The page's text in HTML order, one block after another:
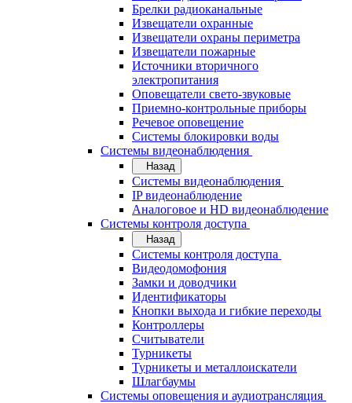
Брелки радиоканальные
Извещатели охранные
Извещатели охраны периметра
Извещатели пожарные
Источники вторичного
электропитания
Оповещатели свето-звуковые
Приемно-контрольные приборы
Речевое оповещение
Системы блокировки воды
Системы видеонаблюдения
Назад
Системы видеонаблюдения
IP видеонаблюдение
Аналоговое и HD видеонаблюдение
Системы контроля доступа
Назад
Системы контроля доступа
Видеодомофония
Замки и доводчики
Идентификаторы
Кнопки выхода и гибкие переходы
Контроллеры
Считыватели
Турникеты
Турникеты и металлоискатели
Шлагбаумы
Системы оповещения и аудиотрансляция